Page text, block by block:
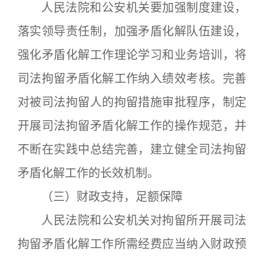
人民法院和公安机关要加强制度建设，
落实领导责任制，加强矛盾化解队伍建设，
强化矛盾化解工作理论学习和业务培训，将
司法拘留矛盾化解工作纳入绩效考核。完善
对被司法拘留人的拘留措施审批程序，制定
开展司法拘留矛盾化解工作的操作规范，并
不断在实践中总结完善，建立健全司法拘留
矛盾化解工作的长效机制。
（三）财政支持，足额保障
人民法院和公安机关对拘留所开展司法
拘留矛盾化解工作所需经费应当纳入财政预